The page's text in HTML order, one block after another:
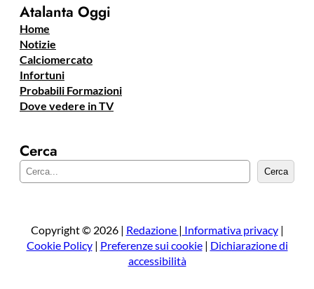
Atalanta Oggi
Home
Notizie
Calciomercato
Infortuni
Probabili Formazioni
Dove vedere in TV
Cerca
e
a
Cerca
Copyright © 2026 | Redazione | Informativa privacy|
Cookie Policy| Preferenze sui cookie| Dichiarazione di
accessibilità